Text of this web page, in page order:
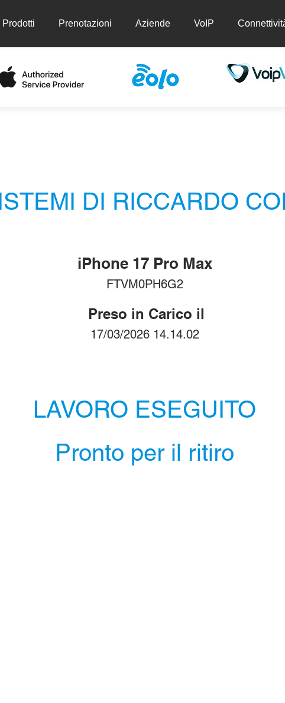
Prenotazioni Aziende
Prodotti Prenotazioni Aziende VoIP
DI RICCARDO
Preso in Carico il
17/03/2026 14.14.02
iPhone 17 Pro Max
FTVM0PH6G2
LAVORO ESEGUITO
Pronto per il ritiro